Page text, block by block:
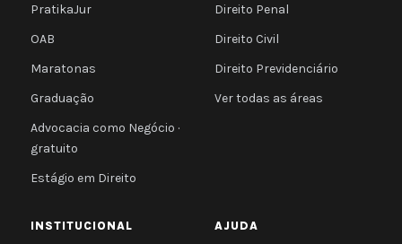
PratikaJur
OAB
Maratonas
Graduação
Advocacia como Negócio ·
gratuito
Estágio em Direito
Direito Penal
Direito Civil
Direito Previdenciário
Ver todas as áreas
INSTITUCIONAL AJUDA